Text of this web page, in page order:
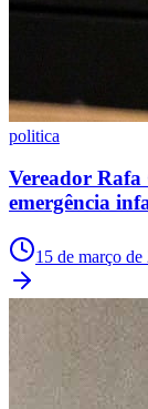
Sport
politica
Vereador
emergência
15 de março de